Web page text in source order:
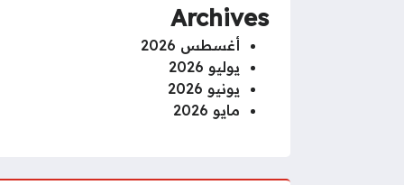
Archives
أغسطس 2026
يوليو 2026
يونيو 2026
مايو 2026